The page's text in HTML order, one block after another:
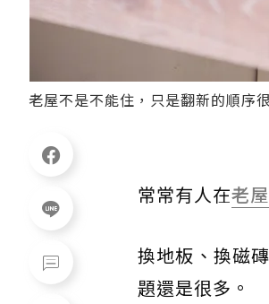
老屋不是不能住，只是翻新的順序
常常有人在老屋
換地板、換磁
題還是很多。